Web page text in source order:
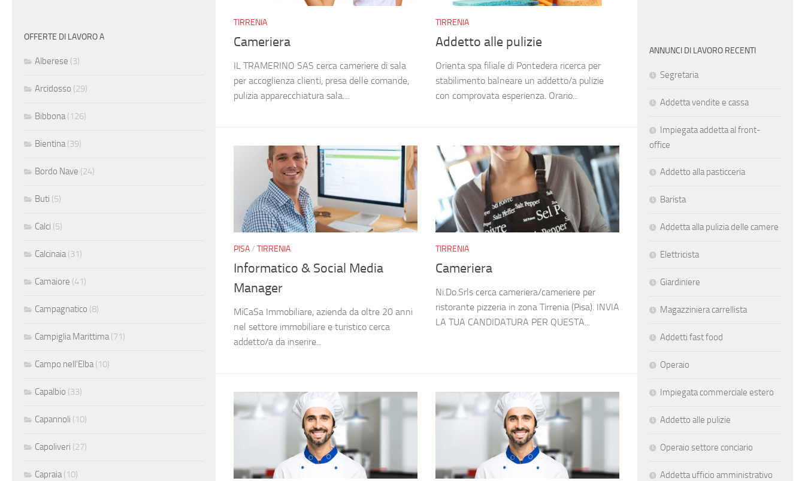
TIRRENIA
Cameriera
IL TRAMERINO SAS cerca cameriere di sala
per accoglienza clienti, presa delle comande,
pulizia apparecchiatura sala....
TIRRENIA
Addetto alle pulizie
Orienta spa filiale di Pontedera ricerca per
stabilimento balneare un addetto/a pulizie
con comprovata esperienza. Orario...
PISA/ TIRRENIA
Informatico & Social Media
Manager
MiCaSa Immobiliare, azienda da oltre 20 anni
nel settore immobiliare e turistico cerca
addetto/a da inserire...
TIRRENIA
Cameriera
Ni.Do.Srls cerca cameriera/cameriere per
ristorante pizzeria in zona Tirrenia (Pisa). INVIA
LA TUA CANDIDATURA PER QUESTA...
OFFERTE DI LAVORO A
Alberese (3)
Arcidosso (29)
Bibbona(126)
Bientina(39)
Bordo Nave (24)
Buti (5)
Calci (5)
Calcinaia(31)
Camaiore (41)
Campagnatico (8)
Campiglia Marittima(71)
Campo nell'Elba(10)
Capalbio (33)
Capannoli (10)
Capoliveri (27)
Capraia(10)
ANNUNCI DI LAVORO RECENTI
Segretaria
Addetta vendite e cassa
Impiegata addetta al front-
office
Addetto alla pasticceria
Barista
Addetta alla pulizia delle camere
Elettricista
Giardiniere
Magazziniera carrellista
Addetti fast food
Operaio
Impiegata commerciale estero
Addetto alle pulizie
Operaio settore conciario
Addetta ufficio amministrativo